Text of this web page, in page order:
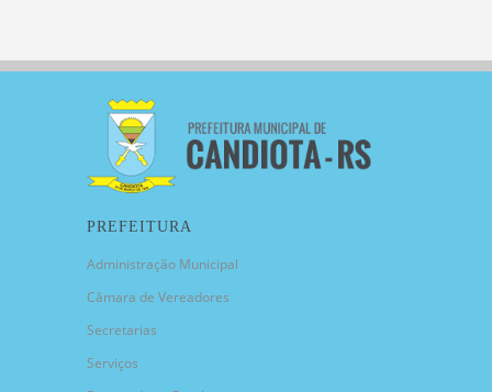
PREFEITURA
Administração Municipal
Câmara de Vereadores
Secretarias
Serviços